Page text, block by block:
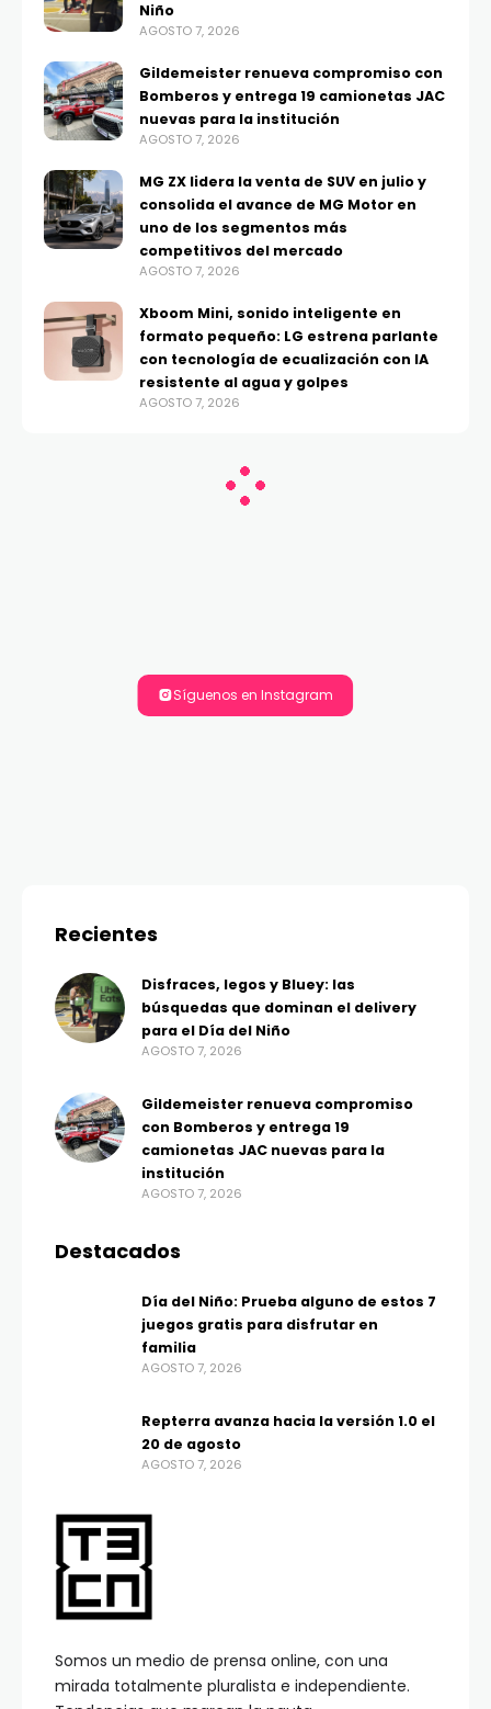
Niño
AGOSTO 7, 2026
Gildemeister renueva compromiso con
Bomberos y entrega 19 camionetas JAC
nuevas para la institución
AGOSTO 7, 2026
MG ZX lidera la venta de SUV en julio y
consolida el avance de MG Motor en
uno de los segmentos más
competitivos del mercado
AGOSTO 7, 2026
Xboom Mini, sonido inteligente en
formato pequeño: LG estrena parlante
con tecnología de ecualización con IA
resistente al agua y golpes
AGOSTO 7, 2026
Síguenos en Instagram
Somos un medio de prensa online, con una
mirada totalmente pluralista e independiente.
Recientes
Disfraces, legos y Bluey: las
búsquedas que dominan el delivery
para el Día del Niño
AGOSTO 7, 2026
Gildemeister renueva compromiso
con Bomberos y entrega 19
camionetas JAC nuevas para la
institución
AGOSTO 7, 2026
Destacados
Día del Niño: Prueba alguno de estos 7
juegos gratis para disfrutar en
familia
AGOSTO 7, 2026
Repterra avanza hacia la versión 1.0 el
20 de agosto
AGOSTO 7, 2026